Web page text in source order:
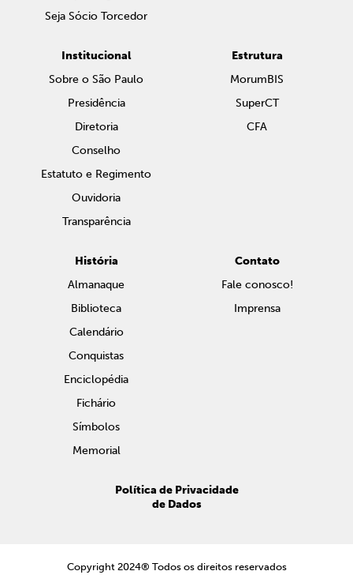
Seja Sócio Torcedor
Institucional
Sobre o São Paulo
Presidência
Diretoria
Conselho
Estatuto e Regimento
Ouvidoria
Transparência
Estrutura
MorumBIS
SuperCT
CFA
História
Almanaque
Biblioteca
Calendário
Conquistas
Enciclopédia
Fichário
Símbolos
Memorial
Contato
Fale conosco!
Imprensa
Política de Privacidade
de Dados
Copyright 2024® Todos os direitos reservados